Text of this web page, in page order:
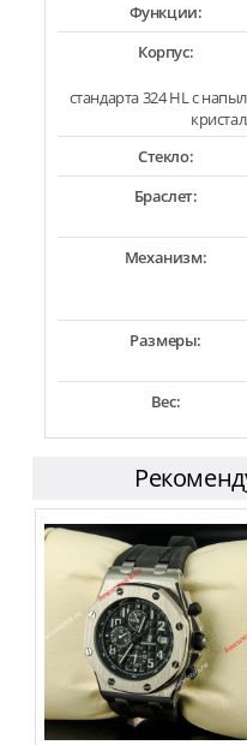
Функции:
Корпус:
стандарта 324 HL с
Стекло:
Браслет:
Механизм:
Размеры:
Вес: